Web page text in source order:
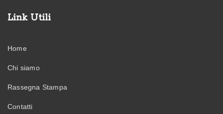
Link Utili
Home
Chi siamo
Rassegna Stampa
Contatti